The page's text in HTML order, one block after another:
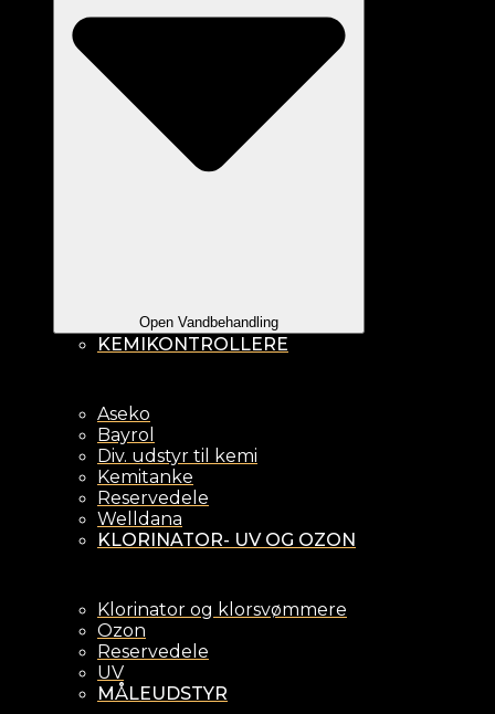
Open Vandbehandling
KEMIKONTROLLERE
Aseko
Bayrol
Div. udstyr til kemi
Kemitanke
Reservedele
Welldana
KLORINATOR- UV OG OZON
Klorinator og klorsvømmere
Ozon
Reservedele
UV
MÅLEUDSTYR